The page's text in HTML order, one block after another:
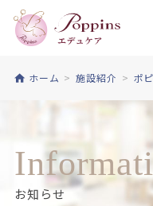
ホーム 施設紹介 ポ
お知らせ